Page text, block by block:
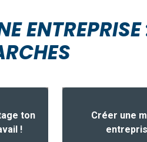
ENTREPRISE
ton
!
Créer une